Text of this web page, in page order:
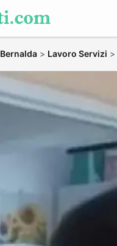
Bernalda > Lavoro Servizi >